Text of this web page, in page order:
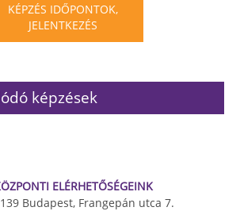
KÉPZÉS IDŐPONTOK,
JELENTKEZÉS
képzések
ELÉRHETŐSÉGEINK
Budapest, Frangepán utca 7.